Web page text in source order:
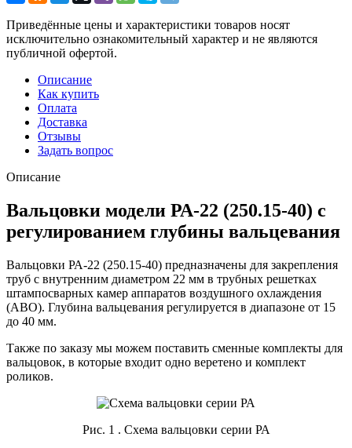
Приведённые цены и характеристики товаров носят
исключительно ознакомительный характер и не являются
публичной офертой.
Описание
Как купить
Оплата
Доставка
Отзывы
Задать вопрос
Описание
Вальцовки модели РА-22 (250.15-40) с
регулированием глубины вальцевания
Вальцовки РА-22 (250.15-40) предназначены для закрепления
труб с внутренним диаметром 22 мм в трубных решетках
штампосварных камер аппаратов воздушного охлаждения
(АВО). Глубина вальцевания регулируется в диапазоне от 15
до 40 мм.
Также по заказу мы можем поставить сменные комплекты для
вальцовок, в которые входит одно веретено и комплект
роликов.
Рис. 1 . Схема вальцовки серии РА